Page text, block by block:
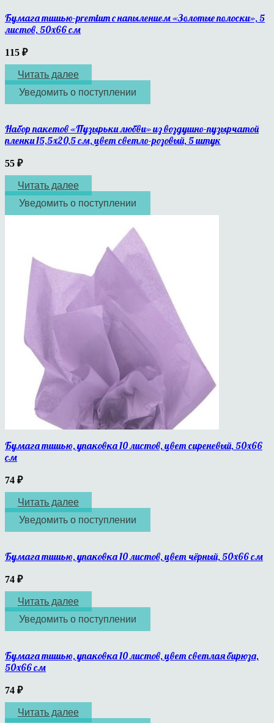
Бумага тишью-premium с напылением «Золотые полоски», 5
листов, 50х66 см
115 ₽
Читать далее
Уведомить о поступлении
Набор пакетов «Пузырьки любви» из воздушно-пузырчатой
пленки 15,5х20,5 см, цвет светло-розовый, 5 штук
55 ₽
Читать далее
Уведомить о поступлении
Бумага тишью, упаковка 10 листов, цвет сиреневый, 50х66
см
74 ₽
Читать далее
Уведомить о поступлении
Бумага тишью, упаковка 10 листов, цвет чёрный, 50х66 см
74 ₽
Читать далее
Уведомить о поступлении
Бумага тишью, упаковка 10 листов, цвет светлая бирюза,
50х66 см
74 ₽
Читать далее